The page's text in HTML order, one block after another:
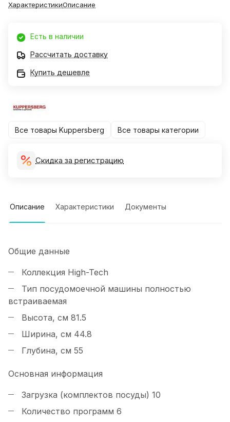
ХарактеристикиОписание
Есть в наличии
Рассчитать доставку
Купить дешевле
Все товары Kuppersberg Все товары категории
Скидка за регистрацию
Описание Характеристики Документы
Общие данные
Коллекция High-Tech
Тип посудомоечной машины полностью
встраиваемая
Высота, см 81.5
Ширина, см 44.8
Глубина, см 55
Основная информация
Загрузка (комплектов посуды) 10
Количество программ 6